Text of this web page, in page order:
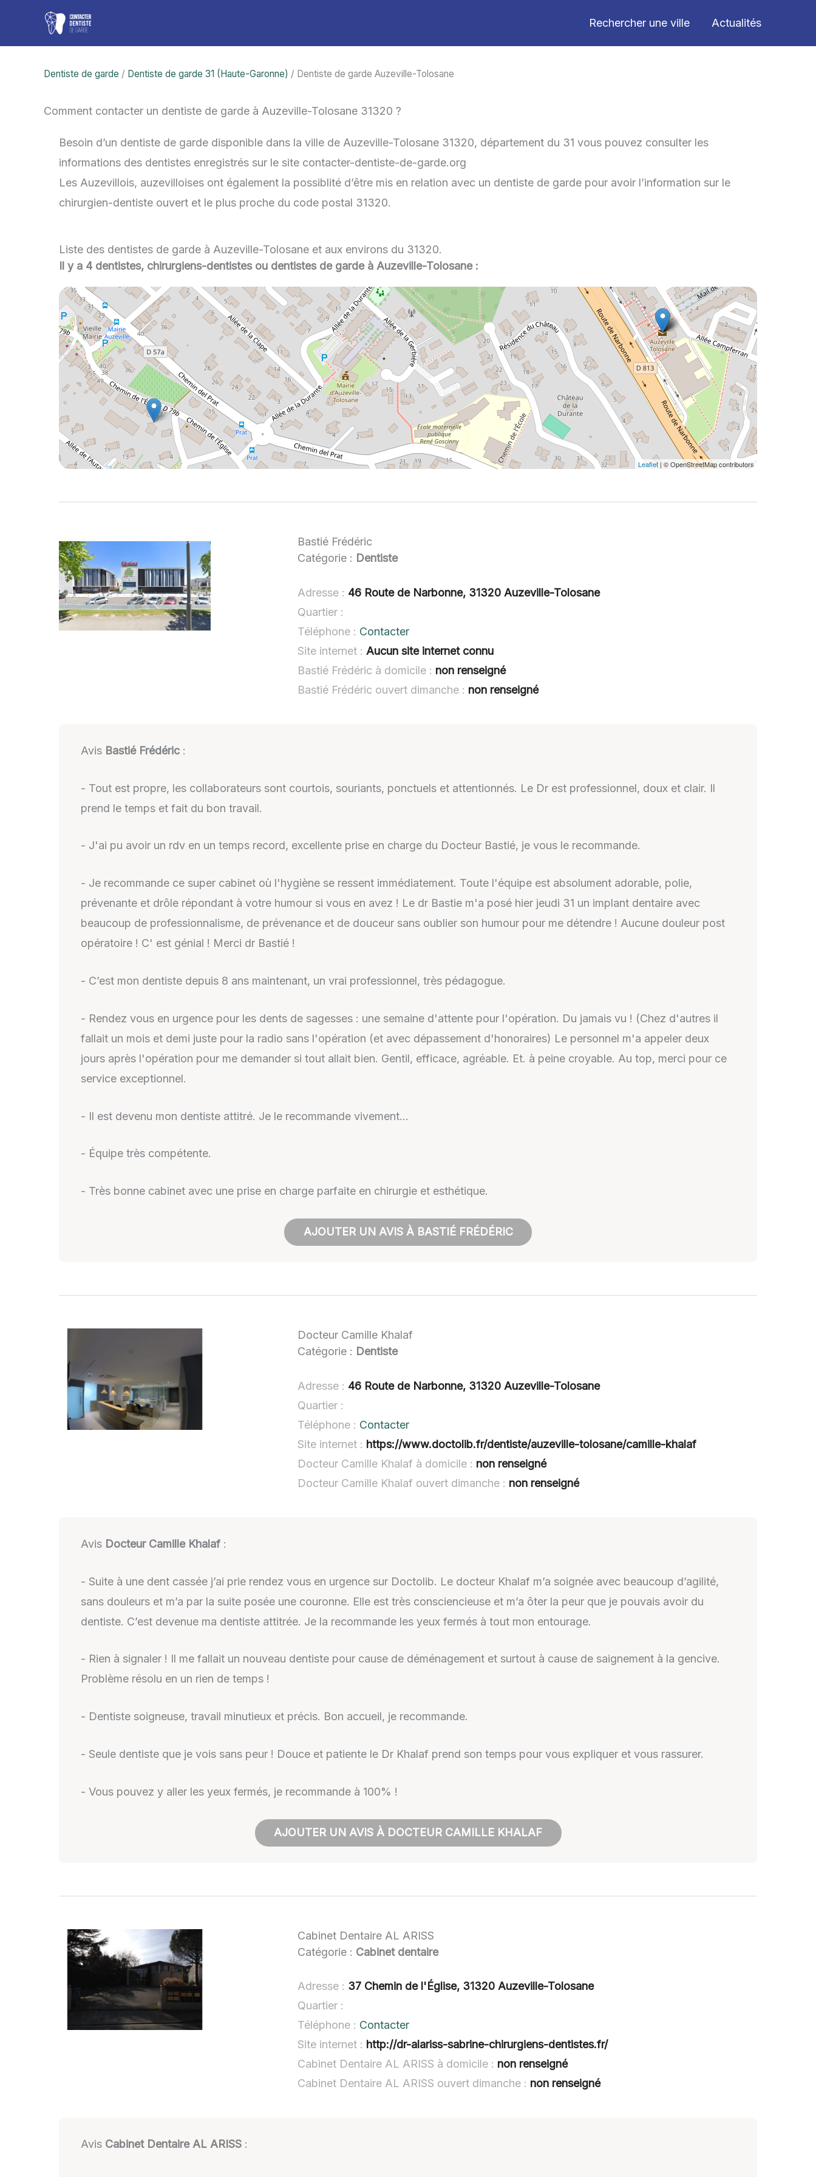
contenu
Rechercher une ville Actualités
Dentiste de garde / Dentiste de garde 31 (Haute-Garonne) / Dentiste de garde Auzeville-Tolosane
Comment contacter un dentiste de garde à Auzeville-Tolosane 31320 ?
Besoin d’un dentiste de garde disponible dans la ville de Auzeville-Tolosane 31320, département du 31 vous pouvez consulter les
informations des dentistes enregistrés sur le site contacter-dentiste-de-garde.org
Les Auzevillois, auzevilloises ont également la possiblité d’être mis en relation avec un dentiste de garde pour avoir l’information sur le
chirurgien-dentiste ouvert et le plus proche du code postal 31320.
Liste des dentistes de garde à Auzeville-Tolosane et aux environs du 31320.
Il y a 4 dentistes, chirurgiens-dentistes ou dentistes de garde à Auzeville-Tolosane :
Leaflet | © OpenStreetMap contributors
Bastié Frédéric
Catégorie : Dentiste
Adresse : 46 Route de Narbonne, 31320 Auzeville-Tolosane
Quartier :
Téléphone : Contacter
Site internet : Aucun site internet connu
Bastié Frédéric à domicile : non renseigné
Bastié Frédéric ouvert dimanche : non renseigné
Avis Bastié Frédéric :
- Tout est propre, les collaborateurs sont courtois, souriants, ponctuels et attentionnés. Le Dr est professionnel, doux et clair. Il
prend le temps et fait du bon travail.
- J'ai pu avoir un rdv en un temps record, excellente prise en charge du Docteur Bastié, je vous le recommande.
- Je recommande ce super cabinet où l'hygiène se ressent immédiatement. Toute l'équipe est absolument adorable, polie,
prévenante et drôle répondant à votre humour si vous en avez ! Le dr Bastie m'a posé hier jeudi 31 un implant dentaire avec
beaucoup de professionnalisme, de prévenance et de douceur sans oublier son humour pour me détendre ! Aucune douleur post
opératoire ! C' est génial ! Merci dr Bastié !
- C’est mon dentiste depuis 8 ans maintenant, un vrai professionnel, très pédagogue.
- Rendez vous en urgence pour les dents de sagesses : une semaine d'attente pour l'opération. Du jamais vu ! (Chez d'autres il
fallait un mois et demi juste pour la radio sans l'opération (et avec dépassement d'honoraires) Le personnel m'a appeler deux
jours après l'opération pour me demander si tout allait bien. Gentil, efficace, agréable. Et. à peine croyable. Au top, merci pour ce
service exceptionnel.
- Il est devenu mon dentiste attitré. Je le recommande vivement…
- Équipe très compétente.
- Très bonne cabinet avec une prise en charge parfaite en chirurgie et esthétique.
AJOUTER UN AVIS À BASTIÉ FRÉDÉRIC
Docteur Camille Khalaf
Catégorie : Dentiste
Adresse : 46 Route de Narbonne, 31320 Auzeville-Tolosane
Quartier :
Téléphone : Contacter
Site internet : https://www.doctolib.fr/dentiste/auzeville-tolosane/camille-khalaf
Docteur Camille Khalaf à domicile : non renseigné
Docteur Camille Khalaf ouvert dimanche : non renseigné
Avis Docteur Camille Khalaf :
- Suite à une dent cassée j’ai prie rendez vous en urgence sur Doctolib. Le docteur Khalaf m’a soignée avec beaucoup d’agilité,
sans douleurs et m’a par la suite posée une couronne. Elle est très consciencieuse et m’a ôter la peur que je pouvais avoir du
dentiste. C’est devenue ma dentiste attitrée. Je la recommande les yeux fermés à tout mon entourage.
- Rien à signaler ! Il me fallait un nouveau dentiste pour cause de déménagement et surtout à cause de saignement à la gencive.
Problème résolu en un rien de temps !
- Dentiste soigneuse, travail minutieux et précis. Bon accueil, je recommande.
- Seule dentiste que je vois sans peur ! Douce et patiente le Dr Khalaf prend son temps pour vous expliquer et vous rassurer.
- Vous pouvez y aller les yeux fermés, je recommande à 100% !
AJOUTER UN AVIS À DOCTEUR CAMILLE KHALAF
Cabinet Dentaire AL ARISS
Catégorie : Cabinet dentaire
Adresse : 37 Chemin de l'Église, 31320 Auzeville-Tolosane
Quartier :
Téléphone : Contacter
Site internet : http://dr-alariss-sabrine-chirurgiens-dentistes.fr/
Cabinet Dentaire AL ARISS à domicile : non renseigné
Cabinet Dentaire AL ARISS ouvert dimanche : non renseigné
Avis Cabinet Dentaire AL ARISS :